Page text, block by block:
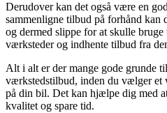
Derudover kan det også være en
sammenligne tilbud på forhånd kan
og dermed slippe for at skulle bruge
værksteder og indhente tilbud fra
Alt i alt er der mange gode grunde
værkstedstilbud, inden du vælger et
på din bil. Det kan hjælpe dig med
kvalitet og spare tid.